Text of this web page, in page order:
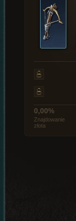
0,00%
Znajdowanie
złota